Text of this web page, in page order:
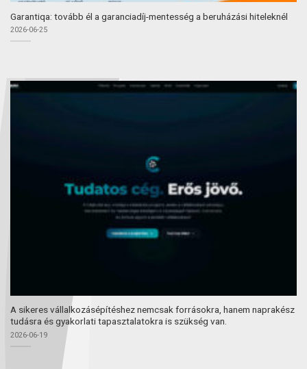
Garantiqa: tovább él a garanciadíj-mentesség a beruházási hiteleknél
2026-06-25
A sikeres vállalkozásépítéshez nemcsak forrásokra, hanem naprakész
tudásra és gyakorlati tapasztalatokra is szükség van.
2026-06-19